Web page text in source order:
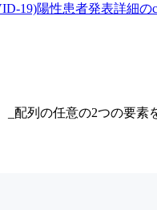
19)陽性患者発表詳細
配列の任意の2つの要